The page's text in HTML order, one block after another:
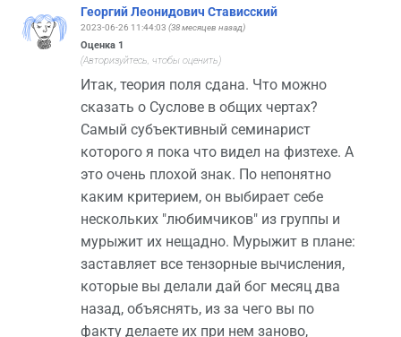
Георгий Леонидович Стависский
2023-06-26 11:44:03 (38 месяцев назад)
Оценка 1
(Авторизуйтесь, чтобы оценить)
Итак, теория поля сдана. Что можно
сказать о Суслове в общих чертах?
Самый субъективный семинарист
которого я пока что видел на физтехе. А
это очень плохой знак. По непонятно
каким критерием, он выбирает себе
нескольких "любимчиков" из группы и
мурыжит их нещадно. Мурыжит в плане:
заставляет все тензорные вычисления,
которые вы делали дай бог месяц два
назад, объяснять, из за чего вы по
факту делаете их при нем заново,